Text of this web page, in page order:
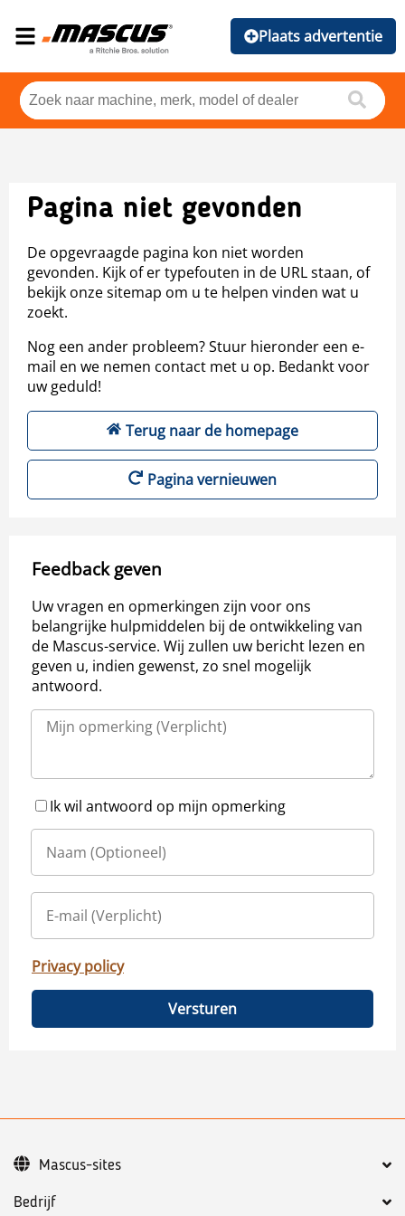
Plaats advertentie
Pagina niet gevonden
De opgevraagde pagina kon niet worden
gevonden. Kijk of er typefouten in de URL staan, of
bekijk onze sitemap om u te helpen vinden wat u
zoekt.
Nog een ander probleem? Stuur hieronder een e-
mail en we nemen contact met u op. Bedankt voor
uw geduld!
Terug naar de homepage
Pagina vernieuwen
Feedback geven
Uw vragen en opmerkingen zijn voor ons
belangrijke hulpmiddelen bij de ontwikkeling van
de Mascus-service. Wij zullen uw bericht lezen en
geven u, indien gewenst, zo snel mogelijk
antwoord.
Ik wil antwoord op mijn opmerking
Privacy policy
Versturen
Bedrijf
Mascus-sites